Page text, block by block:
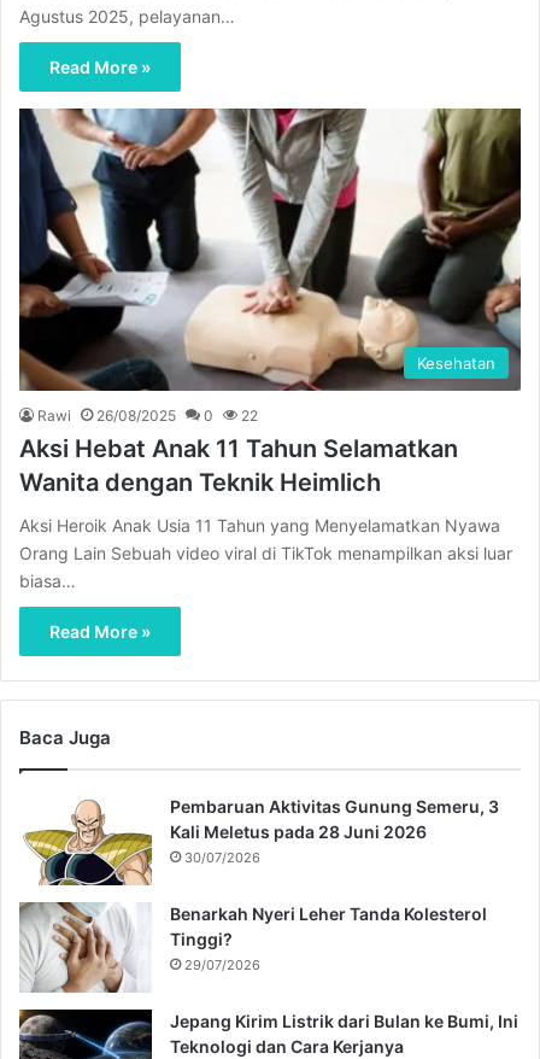
Agustus 2025, pelayanan…
Read More »
Kesehatan
Rawi 26/08/2025 0 22
Aksi Hebat Anak 11 Tahun Selamatkan
Wanita dengan Teknik Heimlich
Aksi Heroik Anak Usia 11 Tahun yang Menyelamatkan Nyawa
Orang Lain Sebuah video viral di TikTok menampilkan aksi luar
biasa…
Read More »
Baca Juga
Pembaruan Aktivitas Gunung Semeru, 3
Kali Meletus pada 28 Juni 2026
30/07/2026
Benarkah Nyeri Leher Tanda Kolesterol
Tinggi?
29/07/2026
Jepang Kirim Listrik dari Bulan ke Bumi, Ini
Teknologi dan Cara Kerjanya